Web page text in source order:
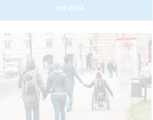
importantes del mundo, y la hermosa ciudad
deNúremberg. No lo dudes más y
Alemania. Nosotros nos encargaremos de todo
¡Sólo deberás disfrutar!
VER RUTA